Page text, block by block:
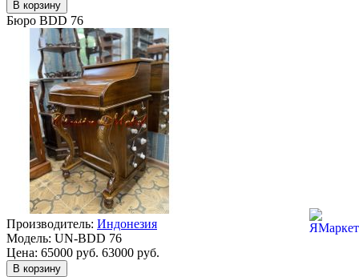
Бюро BDD 76
Производитель: Индонезия
Модель: UN-BDD 76
Цена: 65000 руб. 63000 руб.